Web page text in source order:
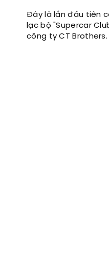
Đây là lần đầu tiên
lạc bộ "Supercar
công ty CT Brothers.